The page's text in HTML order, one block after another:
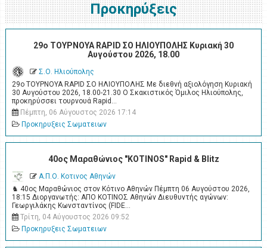
Προκηρύξεις
29ο ΤΟΥΡΝΟΥΑ RAPID ΣΟ ΗΛΙΟΥΠΟΛΗΣ Κυριακή 30
Αυγούστου 2026, 18.00
Σ.Ο. Ηλιούπολης
29ο ΤΟΥΡΝΟΥΑ RAPID ΣΟ ΗΛΙΟΥΠΟΛΗΣ Με διεθνή αξιολόγηση Κυριακή
30 Αυγούστου 2026, 18.00-21.30 Ο Σκακιστικός Όμιλος Ηλιούπολης,
προκηρύσσει τουρνουά Rapid…
Πέμπτη, 06 Αύγουστος 2026 17:14
Προκηρυξεις Σωματειων
40ος Μαραθώνιος "KOTINOS" Rapid & Blitz
Α.Π.Ο. Κοτινος Αθηνών
♞ 40ος Μαραθώνιος στον Κότινο Αθηνών Πέμπτη 06 Αυγούστου 2026,
18:15 Διοργανωτής: ΑΠΟ ΚΟΤΙΝΟΣ Αθηνών Διευθυντής αγώνων:
Γεωργιλάκης Κωνσταντίνος (FIDE…
Τρίτη, 04 Αύγουστος 2026 09:52
Προκηρυξεις Σωματειων